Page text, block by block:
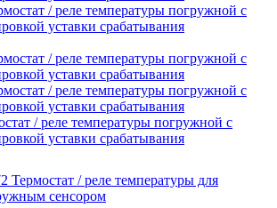
/ реле температуры погружной с
уставки срабатывания